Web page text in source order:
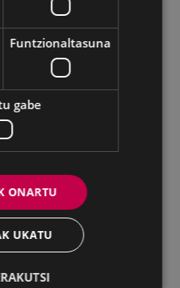
Eibarko
du
Funtzionaltasuna
gabe
ONARTU
UKATU